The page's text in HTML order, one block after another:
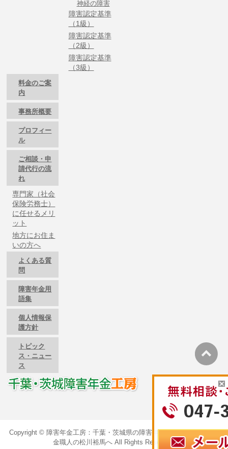
神経の障害
障害認定基準
（1級）
障害認定基準
（2級）
障害認定基準
（3級）
料金のご案
内
事務所概要
プロフィー
ル
ご相談・申
請代行の流
れ
専門家（社会
保険労務士）
に任せるメリ
ット
地方にお住ま
いの方へ
よくある質
問
障害年金用
語集
個人情報保
護方針
トピック
ス・ニュー
ス
Copyright © 障害年金工房：千葉・茨城県の障害年金のご相談は障害年
金職人の松川裕馬へAll Rights Reserved.